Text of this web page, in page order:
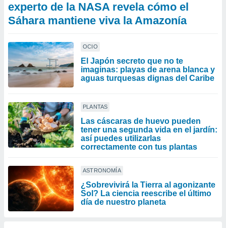
experto de la NASA revela cómo el
Sáhara mantiene viva la Amazonía
OCIO
El Japón secreto que no te
imaginas: playas de arena blanca y
aguas turquesas dignas del Caribe
PLANTAS
Las cáscaras de huevo pueden
tener una segunda vida en el jardín:
así puedes utilizarlas
correctamente con tus plantas
ASTRONOMÍA
¿Sobrevivirá la Tierra al agonizante
Sol? La ciencia reescribe el último
día de nuestro planeta